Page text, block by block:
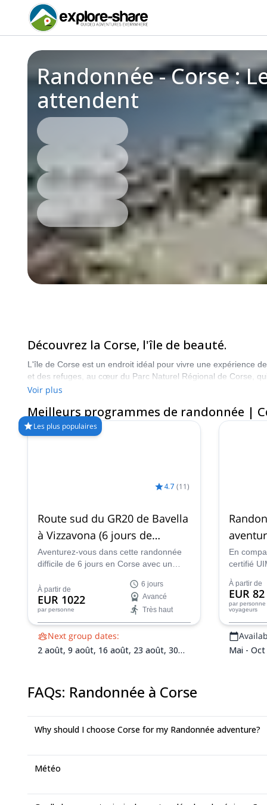
Randonnée - Corse :
attendent
Découvrez la Corse, l'île de beauté.
L'île de Corse est un endroit idéal pour vivre une expérience
et des refuges, au cœur du Parc Naturel Régional de Corse,
êtes un vrai randonneur : tout d'abord, le spectaculaire
Corse d'est en ouest. Il existe bien sûr une grande variété
proposons dans Explore-Share.
Voir plus
Meilleurs programmes de randonnée |
Les plus populaires
4.7 (11)
Route sud du GR20 de Bavella
à Vizzavona (6 jours de
randonnée)
Aventurez-vous dans cette randonnée
difficile de 6 jours en Corse avec un
mythique GR20 (route du sud) du col de
Bavella à Vizzavona.
À partir de
EUR 1022
par personne
6 jours
Avancé
Très haut
Next group dates:
2 août, 9 août, 16 août, 23 août, 30
En
certifié
À partir de
EUR 82
par personne
voyageurs
Mai - Oct
FAQs: Randonnée à Corse
Why should I choose Corse for my Randonnée adventure?
Météo